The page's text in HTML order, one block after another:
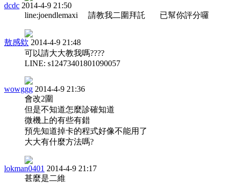
dcdc 2014-4-9 21:50
line:joendlemaxi 請教我二圍拜託 已幫你評分囉
敖感欸 2014-4-9 21:48
可以請大大教我嗎????
LINE: s12473401801090057
wowggg 2014-4-9 21:36
會改2圍
但是不知道怎麼診確知道
微機上的有些有錯
預先知道掉卡的程式好像不能用了
大大有什麼方法嗎?
lokman0401 2014-4-9 21:17
甚麼是二維